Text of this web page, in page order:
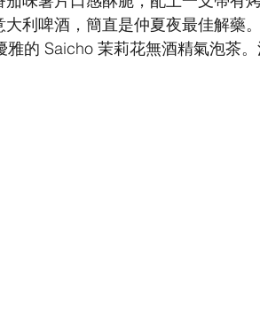
利啤酒，簡直是仲夏夜最佳解藥
的 Saicho 茉莉花無酒精氣泡茶